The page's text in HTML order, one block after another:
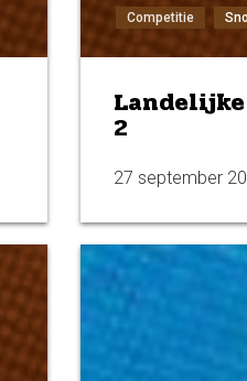
Competitie
Landelijke
2
27 september